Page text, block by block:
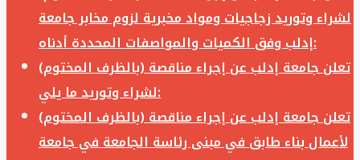
لشراء وتوريد زجاجيات ومواد مخبرية لزوم مخابر جامعة
إدلب وفق الكميات والمواصفات المحددة أدناه:
تعلن جامعة إدلب عن إجراء مناقصة (بالظرف المختوم)
لشراء وتوريد ما يلي:
تعلن جامعة إدلب عن إجراء مناقصة (بالظرف المختوم)
لأعمال بناء طابق في مبنى رئاسة الجامعة في جامعة